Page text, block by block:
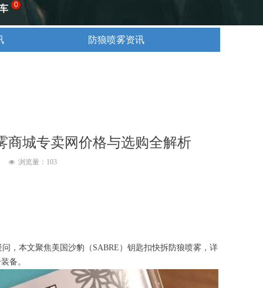
防狼喷雾资讯
0
商城专卖网价格与选购全解析
，本文聚焦美国沙豹（SABRE）钥匙扣快拆防狼喷雾，详
备。
넶 浏览量： 103